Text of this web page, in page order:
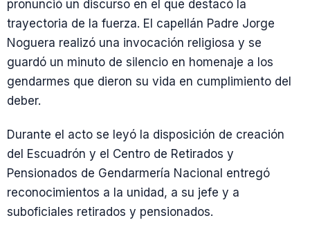
pronunció un discurso en el que destacó la
trayectoria de la fuerza. El capellán Padre Jorge
Noguera realizó una invocación religiosa y se
guardó un minuto de silencio en homenaje a los
gendarmes que dieron su vida en cumplimiento del
deber.
Durante el acto se leyó la disposición de creación
del Escuadrón y el Centro de Retirados y
Pensionados de Gendarmería Nacional entregó
reconocimientos a la unidad, a su jefe y a
suboficiales retirados y pensionados.